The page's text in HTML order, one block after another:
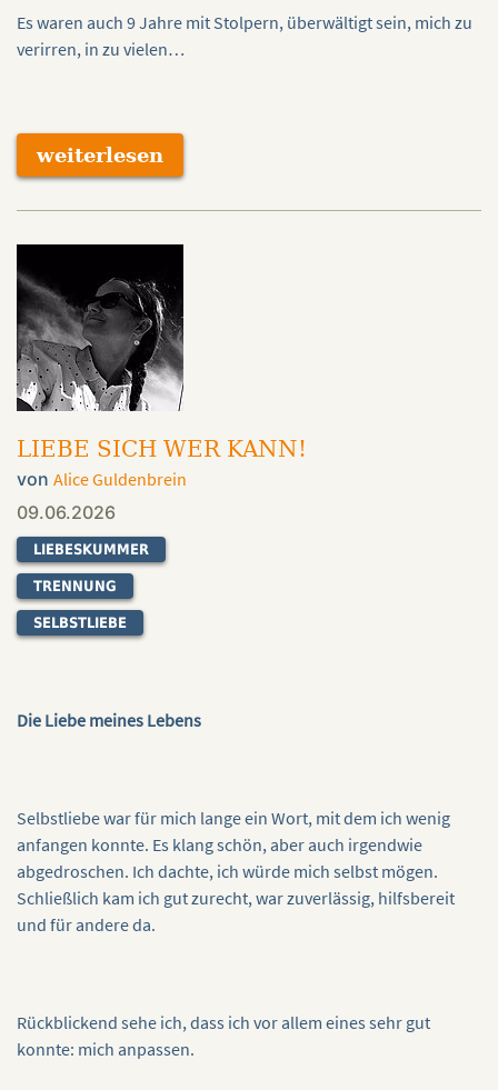
Es waren auch 9 Jahre mit Stolpern, überwältigt sein, mich zu
verirren, in zu vielen…
weiterlesen
LIEBE SICH WER KANN!
von Alice Guldenbrein
09.06.2026
LIEBESKUMMER
TRENNUNG
SELBSTLIEBE
Die Liebe meines Lebens
Selbstliebe war für mich lange ein Wort, mit dem ich wenig
anfangen konnte. Es klang schön, aber auch irgendwie
abgedroschen. Ich dachte, ich würde mich selbst mögen.
Schließlich kam ich gut zurecht, war zuverlässig, hilfsbereit
und für andere da.
Rückblickend sehe ich, dass ich vor allem eines sehr gut
konnte: mich anpassen.